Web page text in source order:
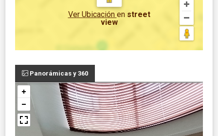
Ver Ubicación en street
view
Panorámicas y 360